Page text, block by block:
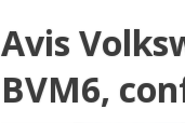
Avis
BVM6,